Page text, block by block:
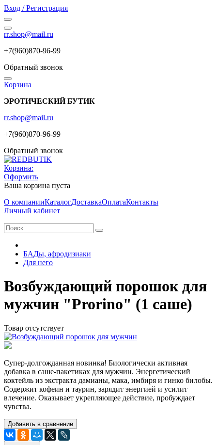
Вход / Регистрация
rr.shop@mail.ru
+7(960)870-96-99
Обратный звонок
Корзина
ЭРОТИЧЕСКИЙ БУТИК
rr.shop@mail.ru
+7(960)870-96-99
Обратный звонок
Корзина:
Оформить
Ваша корзина пуста
О компанииКаталогДоставкаОплатаКонтакты
Личный кабинет
БАДы, афродизиаки
Для него
Возбуждающий порошок для
мужчин "Prorino" (1 саше)
Товар отсутствует
Супер-долгожданная новинка! Биологически активная
добавка в саше-пакетиках для мужчин. Энергетический
коктейль из экстракта дамианы, мака, имбиря и гинко билобы.
Содержит кофеин и таурин, зарядит энергией и усилит
влечение. Оказывает укрепляющее действие, пробуждает
чувства.
Добавить в сравнение